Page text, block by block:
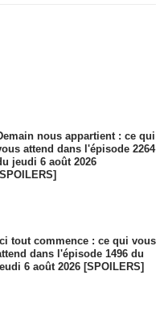
nous appartient : ce qui
attend dans l'épisode 2264
jeudi 6 août 2026
Ici tout commence : ce qui vous
dans l'épisode 1496 du
6 août 2026 [SPOILERS]